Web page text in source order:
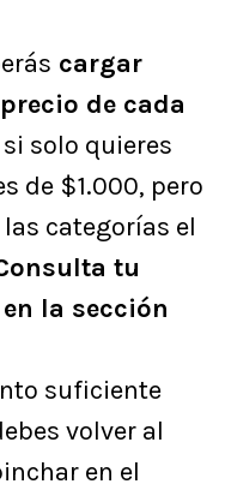
cargar
de cada
solo quieres
de $1.000, pero
categorías el
tu
la sección
suficiente
volver al
en el